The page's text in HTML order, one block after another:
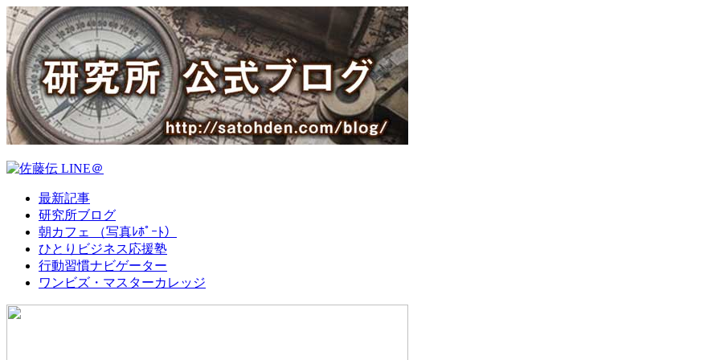
最新記事
研究所ブログ
朝カフェ （写真ﾚﾎﾟｰﾄ）
ひとりビジネス応援塾
行動習慣ナビゲーター
ワンビズ・マスターカレッジ